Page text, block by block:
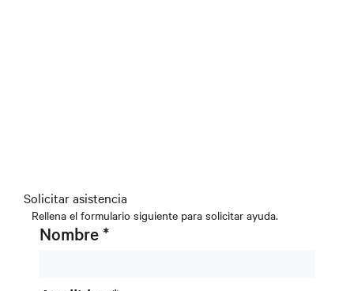
Solicitar asistencia
Rellena el formulario siguiente para solicitar ayuda.
Nombre *